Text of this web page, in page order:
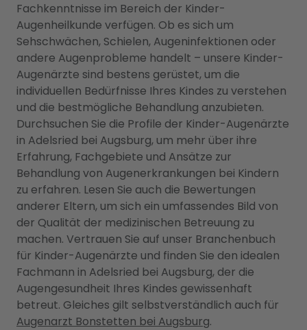
Fachkenntnisse im Bereich der Kinder-
Augenheilkunde verfügen. Ob es sich um
Sehschwächen, Schielen, Augeninfektionen oder
andere Augenprobleme handelt – unsere Kinder-
Augenärzte sind bestens gerüstet, um die
individuellen Bedürfnisse Ihres Kindes zu verstehen
und die bestmögliche Behandlung anzubieten.
Durchsuchen Sie die Profile der Kinder-Augenärzte
in Adelsried bei Augsburg, um mehr über ihre
Erfahrung, Fachgebiete und Ansätze zur
Behandlung von Augenerkrankungen bei Kindern
zu erfahren. Lesen Sie auch die Bewertungen
anderer Eltern, um sich ein umfassendes Bild von
der Qualität der medizinischen Betreuung zu
machen. Vertrauen Sie auf unser Branchenbuch
für Kinder-Augenärzte und finden Sie den idealen
Fachmann in Adelsried bei Augsburg, der die
Augengesundheit Ihres Kindes gewissenhaft
betreut. Gleiches gilt selbstverständlich auch für
Augenarzt Bonstetten bei Augsburg.